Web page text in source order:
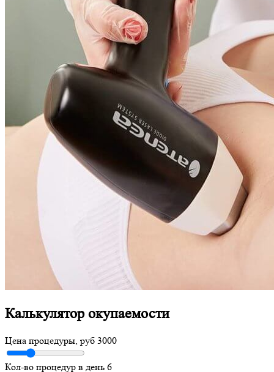
Калькулятор окупаемости
Цена процедуры, руб 3000
Кол-во процедур в день 6